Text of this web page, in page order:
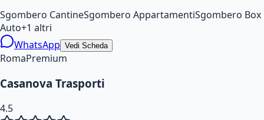
Sgombero CantineSgombero AppartamentiSgombero Box
Auto+1 altri
WhatsApp Vedi Scheda
RomaPremium
Casanova Trasporti
4.5